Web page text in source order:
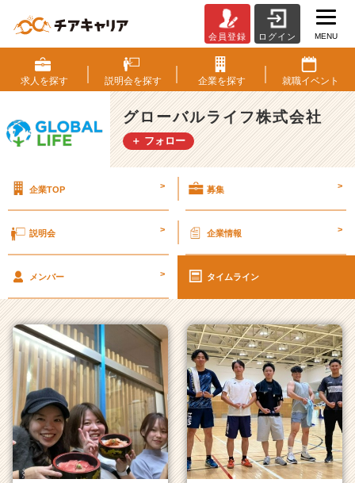
ロ
ー
バ
ル
ラ
イ
会
タ
イ
一
覧
|
ン
チ
ャ
ー・
会員登録 ログイン MENU
求人を探す 説明会を探す 企業を探す 就職イベント
グローバルライフ株式会社
＋ フォロー
企業TOP > 募集 >
説明会 > 企業情報 >
メンバー > タイムライン